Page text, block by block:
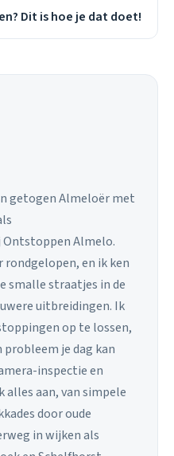
Dit is hoe je dat doet!
getogen Almeloër met
Almelo.
rondgelopen, en ik ken
smalle straatjes in de
uitbreidingen. Ik
op te lossen,
je dag kan
inspectie en
aan, van simpele
door oude
in wijken als